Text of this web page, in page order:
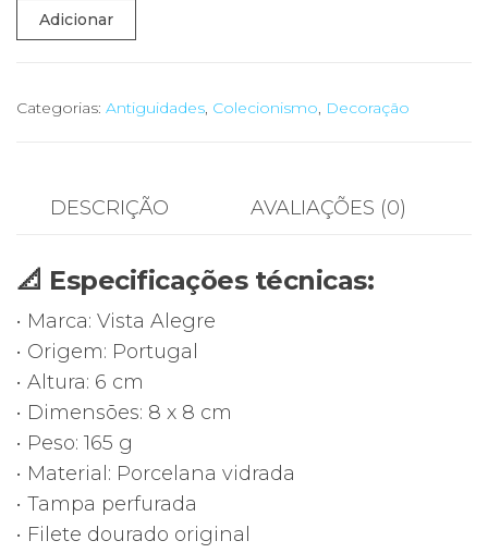
Quantidade
de
Caixa
Vista
Porcelana
Floral
|
8x8cm
|
Alt.
6cm
Adicionar
Categorias: Antiguidades, Colecionismo, Decoração
DESCRIÇÃO AVALIAÇÕES (0)
📐 Especificações técnicas:
• Marca: Vista Alegre
• Origem: Portugal
• Altura: 6 cm
• Dimensões: 8 x 8 cm
• Peso: 165 g
• Material: Porcelana vidrada
• Tampa perfurada
• Filete dourado original